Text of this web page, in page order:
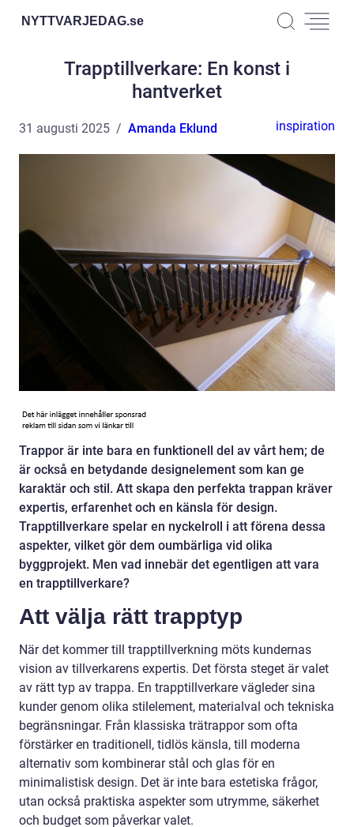
NYTTVARJEDAG.se
Trapptillverkare: En konst i
hantverket
31 augusti 2025 Amanda Eklund inspiration
Trappor är inte bara en funktionell del av vårt hem; de
är också en betydande designelement som kan ge
karaktär och stil. Att skapa den perfekta trappan kräver
expertis, erfarenhet och en känsla för design.
Trapptillverkare spelar en nyckelroll i att förena dessa
aspekter, vilket gör dem oumbärliga vid olika
byggprojekt. Men vad innebär det egentligen att vara
en trapptillverkare?
Att välja rätt trapptyp
När det kommer till trapptillverkning möts kundernas
vision av tillverkarens expertis. Det första steget är valet
av rätt typ av trappa. En trapptillverkare vägleder sina
kunder genom olika stilelement, materialval och tekniska
begränsningar. Från klassiska trätrappor som ofta
förstärker en traditionell, tidlös känsla, till moderna
alternativ som kombinerar stål och glas för en
minimalistisk design. Det är inte bara estetiska frågor,
utan också praktiska aspekter som utrymme, säkerhet
och budget som påverkar valet.